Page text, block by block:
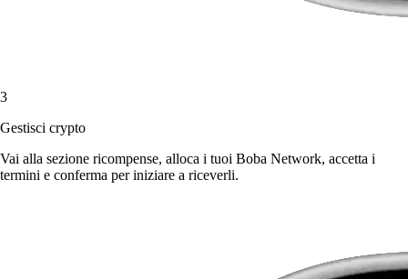
3
Gestisci crypto
Vai alla sezione ricompense, alloca i tuoi Boba Network, accetta i
termini e conferma per iniziare a riceverli.